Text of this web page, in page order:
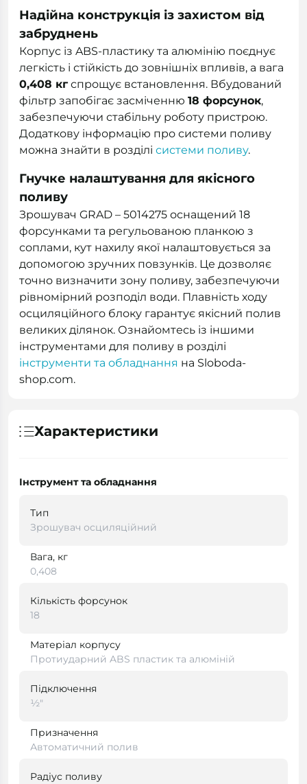
Надійна конструкція із захистом від
забруднень
Корпус із ABS-пластику та алюмінію поєднує
легкість і стійкість до зовнішніх впливів, а вага
0,408 кг спрощує встановлення. Вбудований
фільтр запобігає засміченню 18 форсунок,
забезпечуючи стабільну роботу пристрою.
Додаткову інформацію про системи поливу
можна знайти в розділі системи поливу.
Гнучке налаштування для якісного
поливу
Зрошувач GRAD – 5014275 оснащений 18
форсунками та регульованою планкою з
соплами, кут нахилу якої налаштовується за
допомогою зручних повзунків. Це дозволяє
точно визначити зону поливу, забезпечуючи
рівномірний розподіл води. Плавність ходу
осциляційного блоку гарантує якісний полив
великих ділянок. Ознайомтесь із іншими
інструментами для поливу в розділі
інструменти та обладнання на Sloboda-
shop.com.
Характеристики
Інструмент та обладнання
Тип
Зрошувач осциляційний
Вага, кг
0,408
Кількість форсунок
18
Матеріал корпусу
Протиударний ABS пластик та алюміній
Підключення
½"
Призначення
Автоматичний полив
Радіус поливу